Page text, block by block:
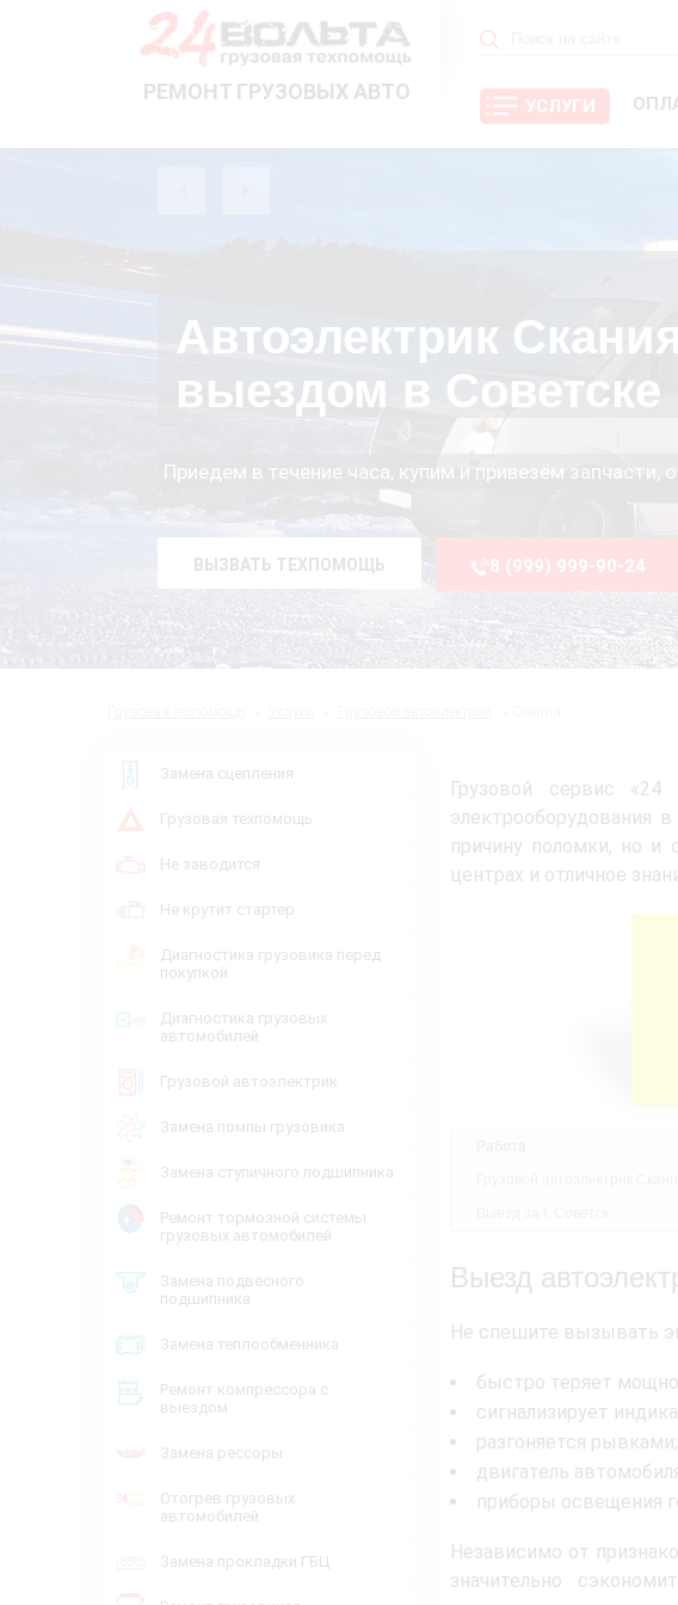
РЕМОНТ ГРУЗОВЫХ АВТО
УСЛУГИ
Автоэлектрик
выездом в Советске
Приедем в течение часа, купим и привезём
ВЫЗВАТЬ ТЕХПОМОЩЬ 8 (999) 999-90-24
Замена сцепления
Грузовая техпомощь
Не заводится
Не крутит стартер
Диагностика грузовика перед
покупкой
Диагностика грузовых
автомобилей
Грузовой автоэлектрик
Замена помпы грузовика
Замена ступичного подшипника
Ремонт тормозной системы
грузовых автомобилей
Замена подвесного
подшипника
Замена теплообменника
Ремонт компрессора с
выездом
Замена рессоры
Отогрев грузовых
автомобилей
Замена прокладки ГБЦ
Грузовой сервис «24
электрооборудования
причину поломки, но и
центрах и отличное
Выезд
Не спешите вызывать
быстро теряет
сигнализирует
разгоняется рывками;
двигатель
приборы освещения
Независимо от
значительно